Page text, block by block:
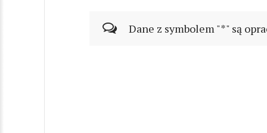
Dane z symbolem "*" są